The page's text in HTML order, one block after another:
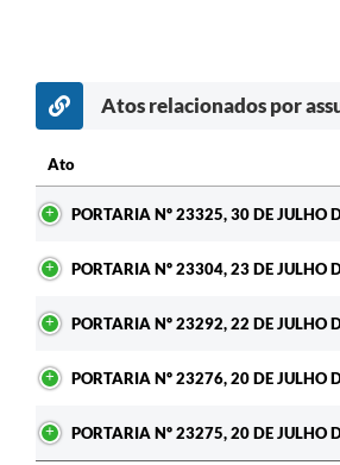
Atos relacionados por
Ato
PORTARIA Nº 23325, 30 DE JULHO
PORTARIA Nº 23304, 23 DE JULHO
PORTARIA Nº 23292, 22 DE JULHO
PORTARIA Nº 23276, 20 DE JULHO
PORTARIA Nº 23275, 20 DE JULHO